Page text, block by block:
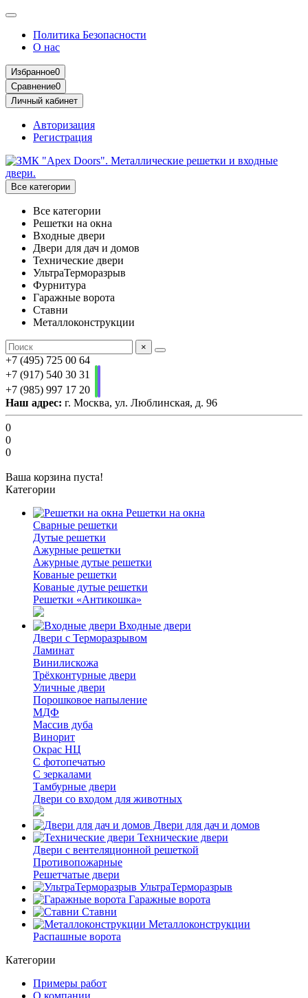
Политика Безопасности
О нас
Избранное0
Сравнение0
Личный кабинет
Авторизация
Регистрация
Все категории
Все категории
Решетки на окна
Входные двери
Двери для дач и домов
Технические двери
УльтраТерморазрыв
Фурнитура
Гаражные ворота
Ставни
Металлоконструкции
×
+7 (495) 725 00 64
+7 (917) 540 30 31
+7 (985) 997 17 20
Наш адрес: г. Москва, ул. Люблинская, д. 96
0
0
0
Ваша корзина пуста!
Категории
Решетки на окна
Сварные решетки
Дутые решетки
Ажурные решетки
Ажурные дутые решетки
Кованые решетки
Кованые дутые решетки
Решетки «Антикошка»
Входные двери
Двери с Терморазрывом
Ламинат
Винилискожа
Трёхконтурные двери
Уличные двери
Порошковое напыление
МДФ
Массив дуба
Винорит
Окрас НЦ
С фотопечатью
С зеркалами
Тамбурные двери
Двери со входом для животных
Двери для дач и домов
Технические двери
Двери с вентеляционной решеткой
Противопожарные
Решетчатые двери
УльтраТерморазрыв
Гаражные ворота
Ставни
Металлоконструкции
Распашные ворота
Категории
Примеры работ
О компании